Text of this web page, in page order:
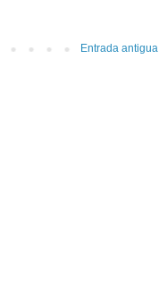
Entrada antigua